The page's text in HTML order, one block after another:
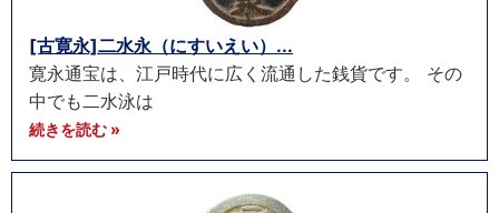
[古寛永]二水永（にすいえい）...
寛永通宝は、江戸時代に広く流通した銭貨です。 その
中でも二水泳は
続きを読む »